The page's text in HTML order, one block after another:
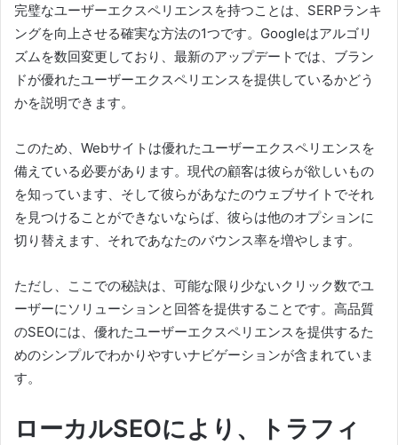
完璧なユーザーエクスペリエンスを持つことは、SERPランキ
ングを向上させる確実な方法の1つです。 Googleはアルゴリ
ズムを数回変更しており、最新のアップデートでは、ブラン
ドが優れたユーザーエクスペリエンスを提供しているかどう
かを説明できます。
このため、Webサイトは優れたユーザーエクスペリエンスを
備えている必要があります。 現代の顧客は彼らが欲しいもの
を知っています、そして彼らがあなたのウェブサイトでそれ
を見つけることができないならば、彼らは他のオプションに
切り替えます、それであなたのバウンス率を増やします。
ただし、ここでの秘訣は、可能な限り少ないクリック数でユ
ーザーにソリューションと回答を提供することです。 高品質
のSEOには、優れたユーザーエクスペリエンスを提供するた
めのシンプルでわかりやすいナビゲーションが含まれていま
す。
ローカルSEOにより、トラフィ